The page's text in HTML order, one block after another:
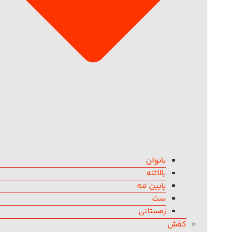
بانوان
بالاتنه
پایین تنه
ست
زمستانی
کفش